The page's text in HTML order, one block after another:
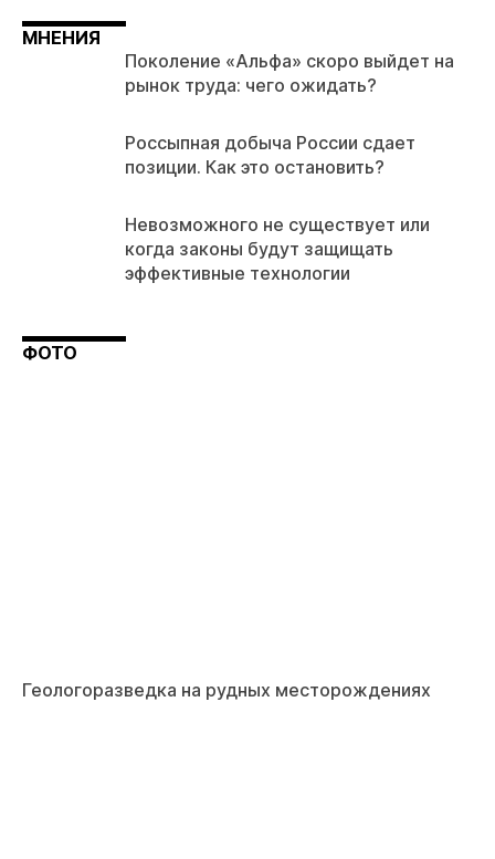
МНЕНИЯ
Поколение «Альфа» скоро выйдет на
рынок труда: чего ожидать?
Россыпная добыча России сдает
позиции. Как это остановить?
Невозможного не существует или
когда законы будут защищать
эффективные технологии
ФОТО
Геологоразведка на рудных месторождениях